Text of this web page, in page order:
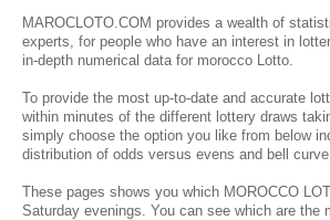
MAROCLOTO.COM provides a wealth of
experts, for people who have an interest in
in-depth numerical data for morocco Lotto.
To provide the most up-to-date and accurate
within minutes of the different lottery draws
simply choose the option you like from below
distribution of odds versus evens and bell
These pages shows you which MOROCCO
Saturday evenings. You can see which are